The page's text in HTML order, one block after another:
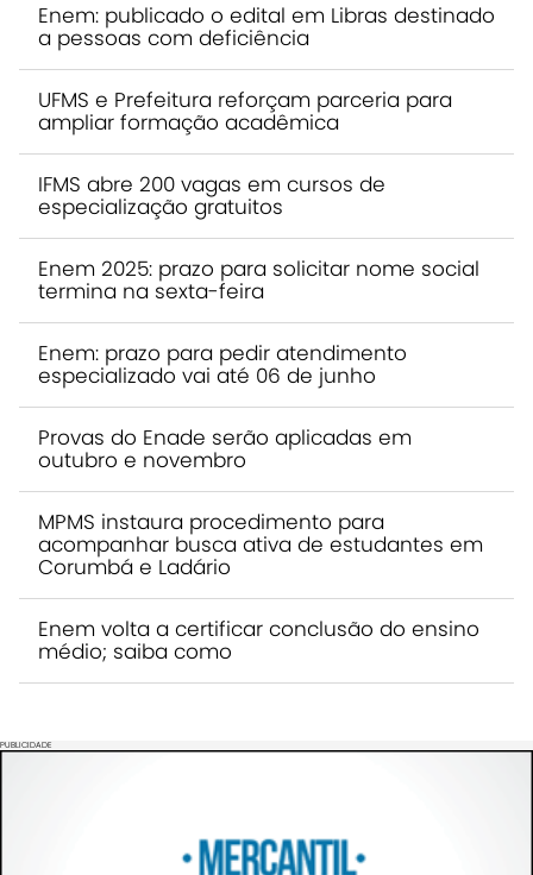
Enem: publicado o edital em Libras destinado
a pessoas com deficiência
UFMS e Prefeitura reforçam parceria para
ampliar formação acadêmica
IFMS abre 200 vagas em cursos de
especialização gratuitos
Enem 2025: prazo para solicitar nome social
termina na sexta-feira
Enem: prazo para pedir atendimento
especializado vai até 06 de junho
Provas do Enade serão aplicadas em
outubro e novembro
MPMS instaura procedimento para
acompanhar busca ativa de estudantes em
Corumbá e Ladário
Enem volta a certificar conclusão do ensino
médio; saiba como
PUBLICIDADE